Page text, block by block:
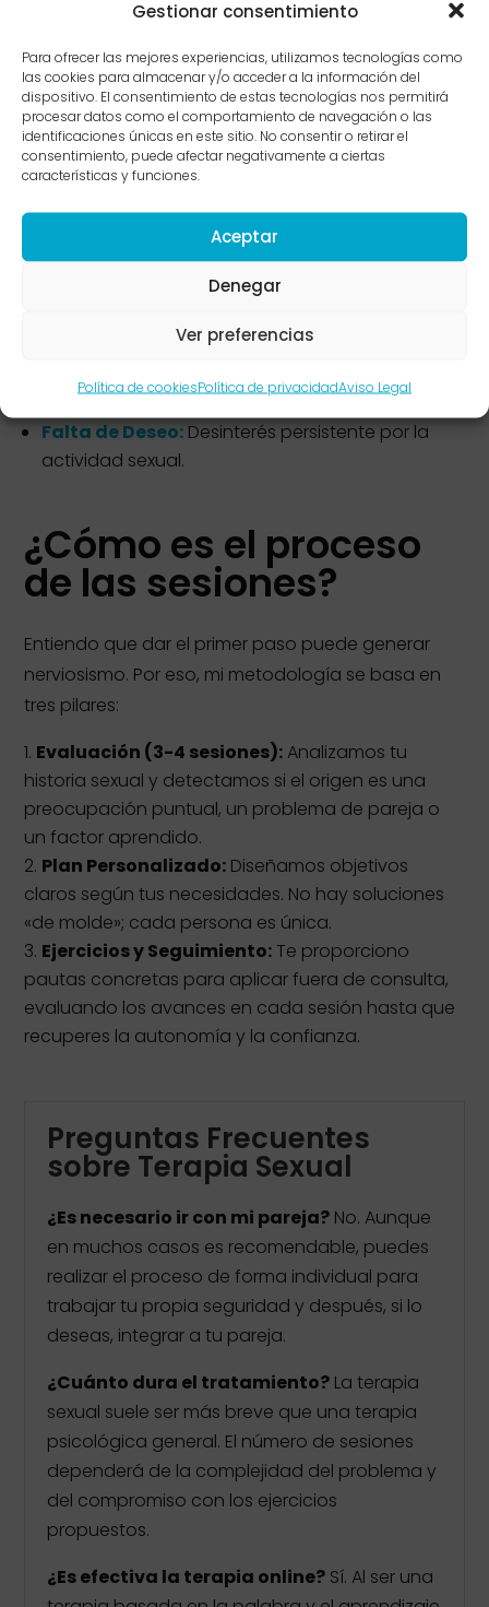
Gestionar consentimiento
Para ofrecer las mejores experiencias, utilizamos tecnologías como
las cookies para almacenar y/o acceder a la información del
dispositivo. El consentimiento de estas tecnologías nos permitirá
procesar datos como el comportamiento de navegación o las
identificaciones únicas en este sitio. No consentir o retirar el
consentimiento, puede afectar negativamente a ciertas
características y funciones.
Aceptar
Denegar
Ver preferencias
Política de cookiesPolítica de privacidadAviso Legal
Abordamos lasdificultades sexualesmás
comunes, ya sea de formaindividual o en
pareja:
Disfunciones en el
hombre
Cuando la causa es
Eyaculación Precoz o Retardada:
control sobre el reflejo eyaculatorio.
Falta de Deseo: Desinterés persistente por la
actividad sexual.
¿Cómo es el proceso
de las sesiones?
Entiendo que dar el primer paso puede generar
nerviosismo. Por eso, mi metodología se basa en
tres pilares:
Evaluación (3-4 sesiones): Analizamos tu
historia sexual y detectamos si el origen es una
preocupación puntual, un problema de pareja o
un factor aprendido.
Plan Personalizado: Diseñamos objetivos
claros según tus necesidades. No hay soluciones
«de molde»; cada persona es única.
Ejercicios y Seguimiento: Te proporciono
pautas concretas para aplicar fuera de consulta,
evaluando los avances en cada sesión hasta que
recuperes la autonomía y la confianza.
Preguntas Frecuentes
sobre Terapia Sexual
¿Es necesario ir con mi pareja? No. Aunque
en muchos casos es recomendable, puedes
realizar el proceso de forma individual para
trabajar tu propia seguridad y después, si lo
deseas, integrar a tu pareja.
¿Cuánto dura el tratamiento? La terapia
sexual suele ser más breve que una terapia
psicológica general. El número de sesiones
dependerá de la complejidad del problema y
del compromiso con los ejercicios
propuestos.
¿Es efectiva la terapia online? Sí. Al ser una